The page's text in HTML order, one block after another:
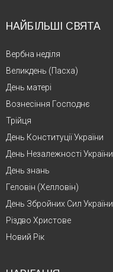
НАЙБІЛЬШІ СВЯТА
Вербна неділя
Великдень (Пасха)
День матері
Вознесіння Господнє
Трійця
День Конституції України
День Незалежності України
День знань
Геловін (Хелловін)
День Збройних Сил України
Різдво Христове
Новий Рік